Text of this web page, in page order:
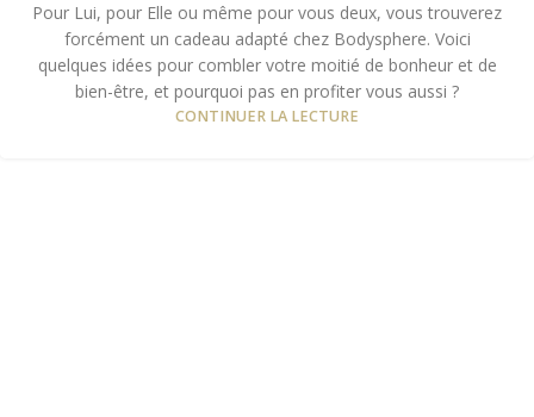
Pour Lui, pour Elle ou même pour vous deux, vous trouverez
forcément un cadeau adapté chez Bodysphere. Voici
quelques idées pour combler votre moitié de bonheur et de
bien-être, et pourquoi pas en profiter vous aussi ?
CONTINUER LA LECTURE